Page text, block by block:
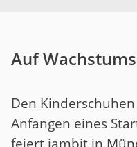
Auf
Den
Anfangen eines